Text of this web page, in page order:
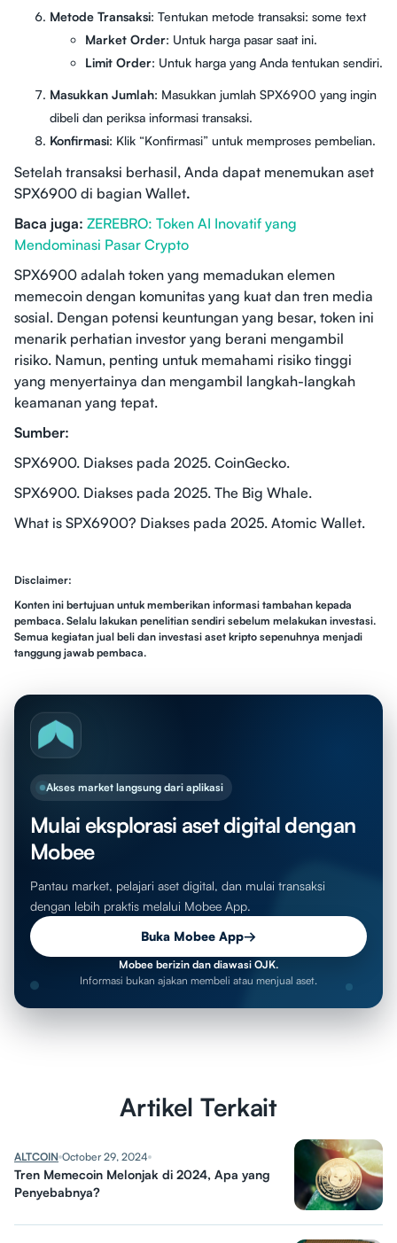
Metode Transaksi: Tentukan metode transaksi: some text
Market Order: Untuk harga pasar saat ini.
Limit Order: Untuk harga yang Anda tentukan sendiri.
Masukkan Jumlah: Masukkan jumlah SPX6900 yang ingin
dibeli dan periksa informasi transaksi.
Konfirmasi: Klik “Konfirmasi” untuk memproses pembelian.
Setelah transaksi berhasil, Anda dapat menemukan aset
SPX6900 di bagian Wallet.
Baca juga: ZEREBRO: Token AI Inovatif yang
Mendominasi Pasar Crypto
SPX6900 adalah token yang memadukan elemen
memecoin dengan komunitas yang kuat dan tren media
sosial. Dengan potensi keuntungan yang besar, token ini
menarik perhatian investor yang berani mengambil
risiko. Namun, penting untuk memahami risiko tinggi
yang menyertainya dan mengambil langkah-langkah
keamanan yang tepat.
Sumber:
SPX6900. Diakses pada 2025. CoinGecko.
SPX6900. Diakses pada 2025. The Big Whale.
What is SPX6900? Diakses pada 2025. Atomic Wallet.
Disclaimer:
Konten ini bertujuan untuk memberikan informasi tambahan kepada
pembaca. Selalu lakukan penelitian sendiri sebelum melakukan investasi.
Semua kegiatan jual beli dan investasi aset kripto sepenuhnya menjadi
tanggung jawab pembaca.
Akses market langsung dari aplikasi
Mulai eksplorasi aset digital dengan
Mobee
Pantau market, pelajari aset digital, dan mulai transaksi
dengan lebih praktis melalui Mobee App.
Buka Mobee App→
Mobee berizin dan diawasi OJK.
Informasi bukan ajakan membeli atau menjual aset.
Artikel Terkait
ALTCOIN October 29, 2024
Tren Memecoin Melonjak di 2024, Apa yang
Penyebabnya?